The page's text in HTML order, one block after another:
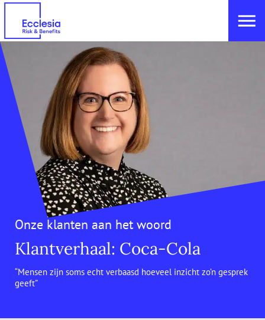
Onze klanten aan het woord
Klantverhaal: Coca-Cola
“Mensen zijn soms echt verbaasd hoeveel inzicht zo’n gesprek
geeft”